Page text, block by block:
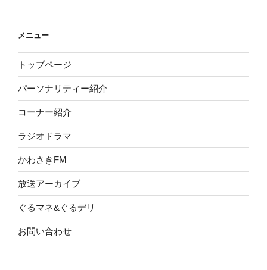
メニュー
トップページ
パーソナリティー紹介
コーナー紹介
ラジオドラマ
かわさきFM
放送アーカイブ
ぐるマネ&ぐるデリ
お問い合わせ